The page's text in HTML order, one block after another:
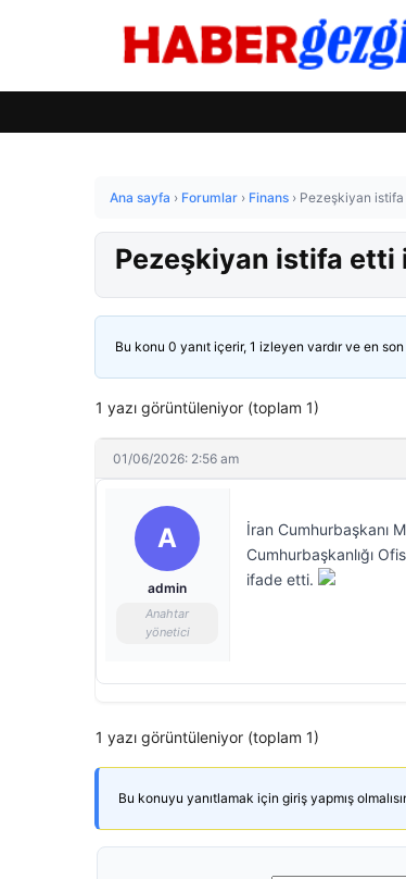
Ana sayfa › Forumlar › Finans › Pezeşkiyan istifa
Pezeşkiyan istifa etti
Bu konu 0 yanıt içerir, 1 izleyen vardır ve en son
1 yazı görüntüleniyor (toplam 1)
01/06/2026: 2:56 am
A
admin
Anahtar
yönetici
İran Cumhurbaşkanı
Cumhurbaşkanlığı
ifade etti.
1 yazı görüntüleniyor (toplam 1)
Bu konuyu yanıtlamak için giriş yapmış